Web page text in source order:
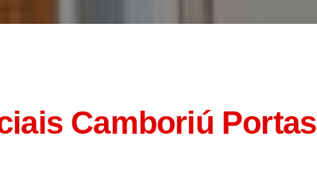
Camboriú Portas